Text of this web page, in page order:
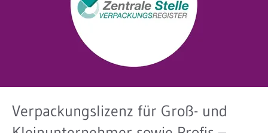
Verpackungslizenz für Groß- und